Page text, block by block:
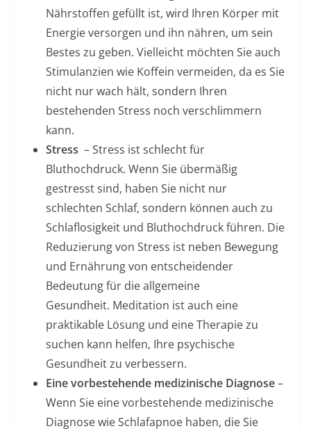
Nährstoffen gefüllt ist, wird Ihren Körper mit
Energie versorgen und ihn nähren, um sein
Bestes zu geben. Vielleicht möchten Sie auch
Stimulanzien wie Koffein vermeiden, da es Sie
nicht nur wach hält, sondern Ihren
bestehenden Stress noch verschlimmern
kann.
Stress – Stress ist schlecht für
Bluthochdruck. Wenn Sie übermäßig
gestresst sind, haben Sie nicht nur
schlechten Schlaf, sondern können auch zu
Schlaflosigkeit und Bluthochdruck führen. Die
Reduzierung von Stress ist neben Bewegung
und Ernährung von entscheidender
Bedeutung für die allgemeine
Gesundheit. Meditation ist auch eine
praktikable Lösung und eine Therapie zu
suchen kann helfen, Ihre psychische
Gesundheit zu verbessern.
Eine vorbestehende medizinische Diagnose–
Wenn Sie eine vorbestehende medizinische
Diagnose wie Schlafapnoe haben, die Sie